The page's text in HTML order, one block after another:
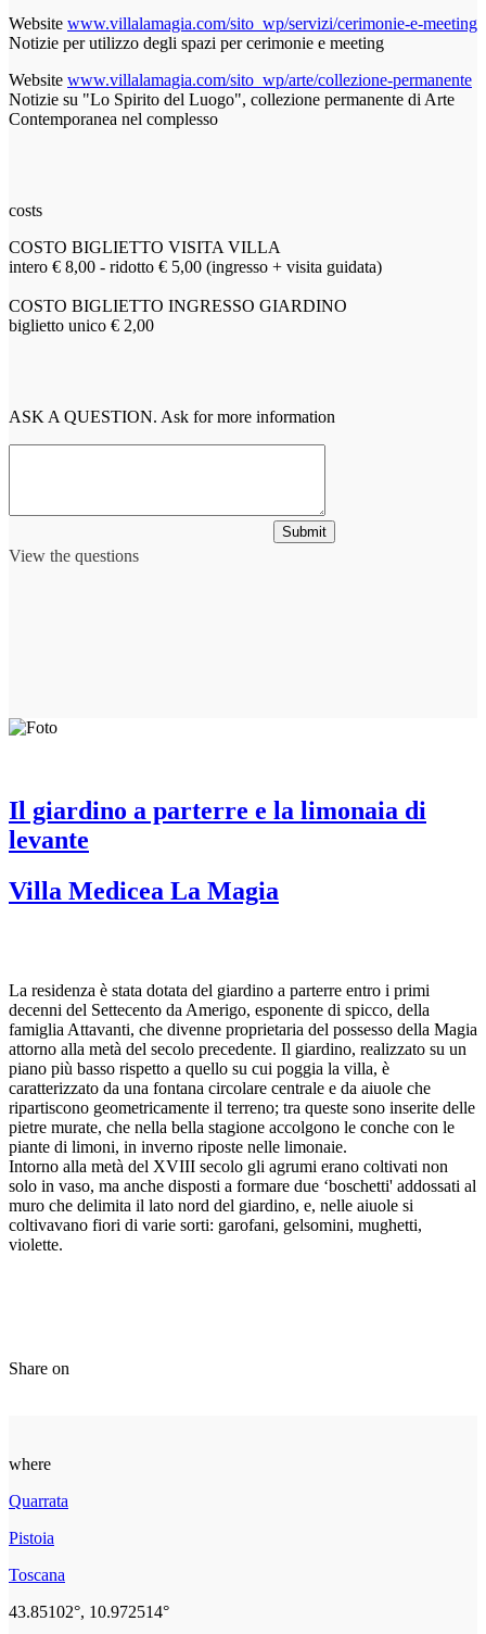
Website www.villalamagia.com/sito_wp/servizi/cerimonie-e-meeting
Notizie per utilizzo degli spazi per cerimonie e meeting
Website www.villalamagia.com/sito_wp/arte/collezione-permanente
Notizie su "Lo Spirito del Luogo", collezione permanente di Arte
Contemporanea nel complesso
costs
COSTO BIGLIETTO VISITA VILLA
intero € 8,00 - ridotto € 5,00 (ingresso + visita guidata)
COSTO BIGLIETTO INGRESSO GIARDINO
biglietto unico € 2,00
ASK A QUESTION. Ask for more information
View the questions
Submit
Il giardino a parterre e la limonaia di
levante
Villa Medicea La Magia
La residenza è stata dotata del giardino a parterre entro i primi
decenni del Settecento da Amerigo, esponente di spicco, della
famiglia Attavanti, che divenne proprietaria del possesso della Magia
attorno alla metà del secolo precedente. Il giardino, realizzato su un
piano più basso rispetto a quello su cui poggia la villa, è
caratterizzato da una fontana circolare centrale e da aiuole che
ripartiscono geometricamente il terreno; tra queste sono inserite delle
pietre murate, che nella bella stagione accolgono le conche con le
piante di limoni, in inverno riposte nelle limonaie.
Intorno alla metà del XVIII secolo gli agrumi erano coltivati non
solo in vaso, ma anche disposti a formare due ‘boschetti' addossati al
muro che delimita il lato nord del giardino, e, nelle aiuole si
coltivavano fiori di varie sorti: garofani, gelsomini, mughetti,
violette.
Share on
where
Quarrata
Pistoia
Toscana
43.85102°, 10.972514°